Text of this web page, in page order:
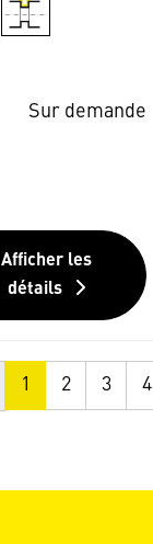
Sur demande
Afficher les
détails
1 2 3 4